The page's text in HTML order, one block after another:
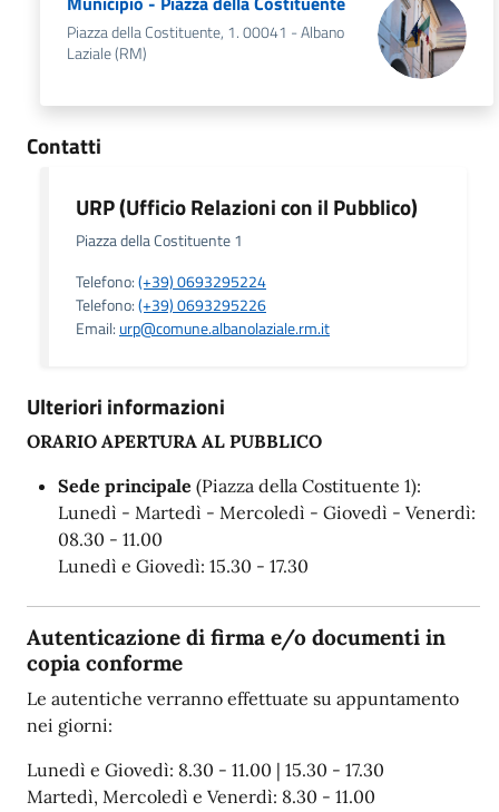
Piazza della Costituente, 1. 00041 - Albano
Laziale (RM)
Contatti
URP (Ufficio Relazioni con il Pubblico)
Piazza della Costituente 1
Telefono:(+39) 0693295224
Telefono:(+39) 0693295226
Email: urp@comune.albanolaziale.rm.it
Ulteriori informazioni
ORARIO APERTURA AL PUBBLICO
Sede principale (Piazza della Costituente 1):
Lunedì - Martedì - Mercoledì - Giovedì - Venerdì:
08.30 - 11.00
Lunedì e Giovedì: 15.30 - 17.30
Autenticazione di firma e/o documenti in
copia conforme
Le autentiche verranno effettuate su appuntamento
nei giorni:
Lunedì e Giovedì: 8.30 - 11.00 | 15.30 - 17.30
Martedì, Mercoledì e Venerdì: 8.30 - 11.00